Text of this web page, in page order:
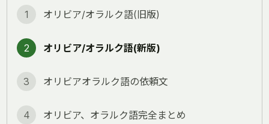
1 オリビア/オラルク語(旧版)
2 オリビア/オラルク語(新版)
3 オリビアオラルク語の依頼文
4 オリビア、オラルク語完全まとめ